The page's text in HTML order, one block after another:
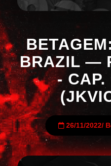
BRAZIL —
- CAP.
26/11/2022/